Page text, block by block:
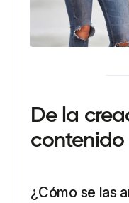
De la
¿Cómo se las